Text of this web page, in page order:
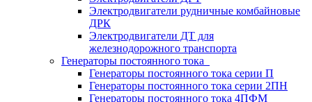
Электродвигатели рудничные комбайновые
ДРК
Электродвигатели ДТ для
железнодорожного транспорта
Генераторы постоянного тока
Генераторы постоянного тока серии П
Генераторы постоянного тока серии 2ПН
Генераторы постоянного тока 4ПФМ